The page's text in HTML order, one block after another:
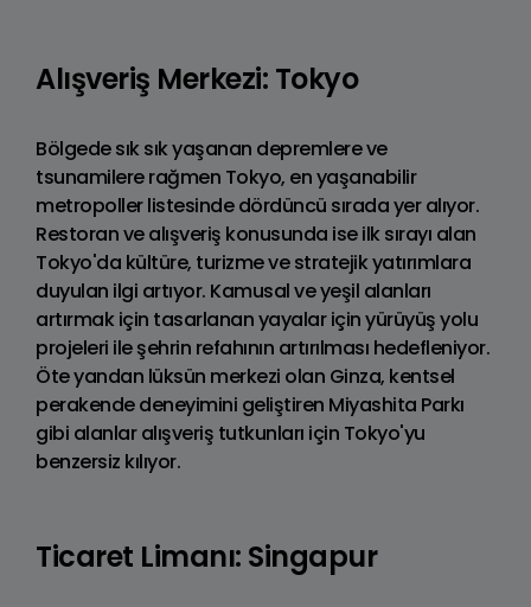
Alışveriş Merkezi: Tokyo
Bölgede sık sık yaşanan depremlere ve
tsunamilere rağmen Tokyo, en yaşanabilir
metropoller listesinde dördüncü sırada yer alıyor.
Restoran ve alışveriş konusunda ise ilk sırayı alan
Tokyo'da kültüre, turizme ve stratejik yatırımlara
duyulan ilgi artıyor. Kamusal ve yeşil alanları
artırmak için tasarlanan yayalar için yürüyüş yolu
projeleri ile şehrin refahının artırılması hedefleniyor.
Öte yandan lüksün merkezi olan Ginza, kentsel
perakende deneyimini geliştiren Miyashita Parkı
gibi alanlar alışveriş tutkunları için Tokyo'yu
benzersiz kılıyor.
Ticaret Limanı: Singapur